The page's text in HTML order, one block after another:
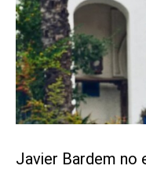
Javier Bardem no